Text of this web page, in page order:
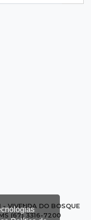
Rota da
Portugal
de bisavó são
VIVENDA DO BOSQUE
(67) 3316-7200